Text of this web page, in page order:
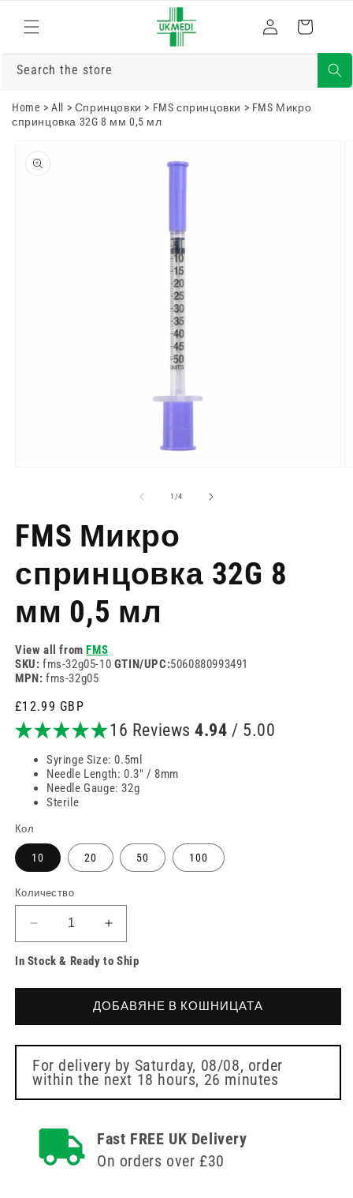
към
съдържанието
Влизам Количка
Search the store
Home >All > Спринцовки > FMS спринцовки > FMS Микро
спринцовка 32G 8 мм 0,5 мл
информацията
за продукта
режим
1 /на
4
FMS Микро
спринцовка 32G 8
мм 0,5 мл
View all fromFMS
SKU: fms-32g05-10 GTIN/UPC:5060880993491
MPN: fms-32g05
Редовна
цена
£12.99 GBP
16 Reviews 4.94 / 5.00
Syringe Size: 0.5ml
Needle Length: 0.3" / 8mm
Needle Gauge: 32g
Sterile
Кол
10 20 50 100
Количество
Намаляване
на
количеството
спринцовка
32G
8
мм
0,5
Увеличете
количеството
за
спринцовка
32G
8
мм
0,5
мл
In Stock & Ready to Ship
ДОБАВЯНЕ В КОШНИЦАТА
For delivery by Saturday, 08/08, order
within the next 18 hours, 26 minutes
Fast FREE UK Delivery
On orders over £30